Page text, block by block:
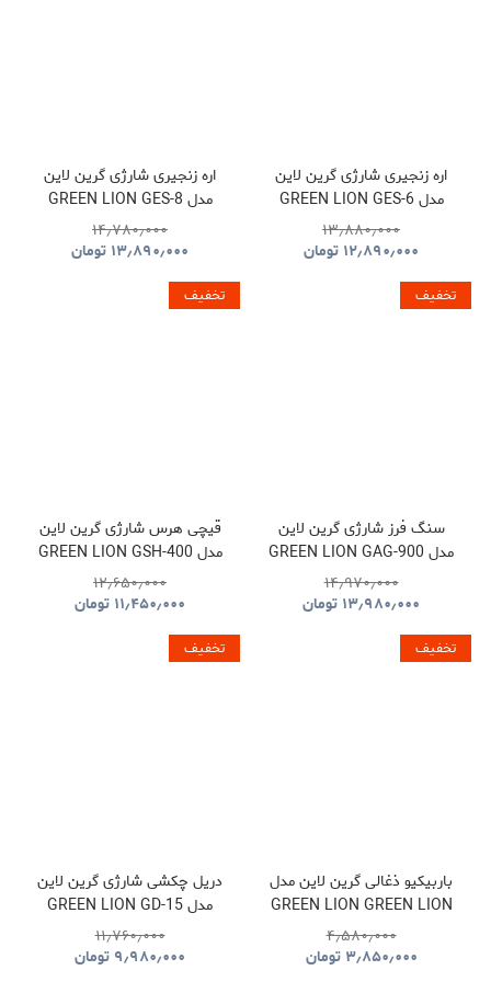
اره زنجیری شارژی گرین لاین
مدل GREEN LION GES-6
CORDLESS ELECTRIC
CHAINSAW
۱۳٫۸۸۰٫۰۰۰
۱۲٫۸۹۰٫۰۰۰ تومان
اره زنجیری شارژی گرین لاین
مدل GREEN LION GES-8
BRUSHLESS CORDLESS
CHAINSAW GNOCSWTLGN
۱۴٫۷۸۰٫۰۰۰
۱۳٫۸۹۰٫۰۰۰ تومان
تخفیف
سنگ فرز شارژی گرین لاین
مدل GREEN LION GAG-900
CORDLESS ANGLE
GRINDER TOOL
۱۴٫۹۷۰٫۰۰۰
۱۳٫۹۸۰٫۰۰۰ تومان
تخفیف
قیچی هرس شارژی گرین لاین
مدل GREEN LION GSH-400
ELECTRIC PRUNING
SHEARS TOOL CORDLESS
۱۲٫۶۵۰٫۰۰۰
۱۱٫۴۵۰٫۰۰۰ تومان
تخفیف
باربیکیو ذغالی گرین لاین مدل
GREEN LION GREEN LION
QUDRA FOLDABLE BBQ
GRILL GNQDRBBQSTBK
۴٫۵۸۰٫۰۰۰
۳٫۸۵۰٫۰۰۰ تومان
تخفیف
دریل چکشی شارژی گرین لاین
مدل GREEN LION GD-15
PRO DRIVE CORDLESS
HAMMER DRILL
۱۱٫۷۶۰٫۰۰۰
۹٫۹۸۰٫۰۰۰ تومان